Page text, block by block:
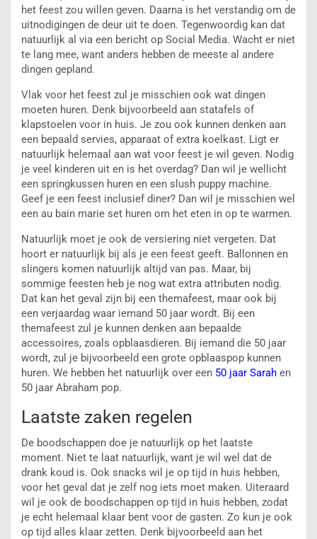
het feest zou willen geven. Daarna is het verstandig om de
uitnodigingen de deur uit te doen. Tegenwoordig kan dat
natuurlijk al via een bericht op Social Media. Wacht er niet
te lang mee, want anders hebben de meeste al andere
dingen gepland.
Vlak voor het feest zul je misschien ook wat dingen
moeten huren. Denk bijvoorbeeld aan statafels of
klapstoelen voor in huis. Je zou ook kunnen denken aan
een bepaald servies, apparaat of extra koelkast. Ligt er
natuurlijk helemaal aan wat voor feest je wil geven. Nodig
je veel kinderen uit en is het overdag? Dan wil je wellicht
een springkussen huren en een slush puppy machine.
Geef je een feest inclusief diner? Dan wil je misschien wel
een au bain marie set huren om het eten in op te warmen.
Natuurlijk moet je ook de versiering niet vergeten. Dat
hoort er natuurlijk bij als je een feest geeft. Ballonnen en
slingers komen natuurlijk altijd van pas. Maar, bij
sommige feesten heb je nog wat extra attributen nodig.
Dat kan het geval zijn bij een themafeest, maar ook bij
een verjaardag waar iemand 50 jaar wordt. Bij een
themafeest zul je kunnen denken aan bepaalde
accessoires, zoals opblaasdieren. Bij iemand die 50 jaar
wordt, zul je bijvoorbeeld een grote opblaaspop kunnen
huren. We hebben het natuurlijk over een 50 jaar Sarah en
50 jaar Abraham pop.
Laatste zaken regelen
De boodschappen doe je natuurlijk op het laatste
moment. Niet te laat natuurlijk, want je wil wel dat de
drank koud is. Ook snacks wil je op tijd in huis hebben,
voor het geval dat je zelf nog iets moet maken. Uiteraard
wil je ook de boodschappen op tijd in huis hebben, zodat
je echt helemaal klaar bent voor de gasten. Zo kun je ook
op tijd alles klaar zetten. Denk bijvoorbeeld aan het